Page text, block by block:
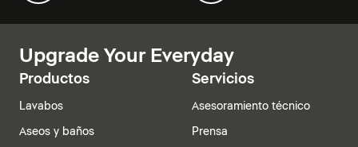
Upgrade Your Everyday
Productos
Lavabos
Aseos y baños
Servicios
Asesoramiento técnico
Prensa